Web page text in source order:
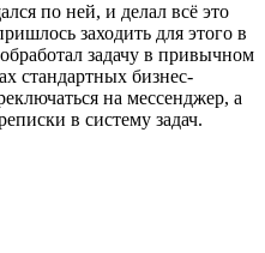
по ней, и делал всё это
заходить для этого в
задачу в привычном
стандартных бизнес-
на мессенджер, а
в систему задач.